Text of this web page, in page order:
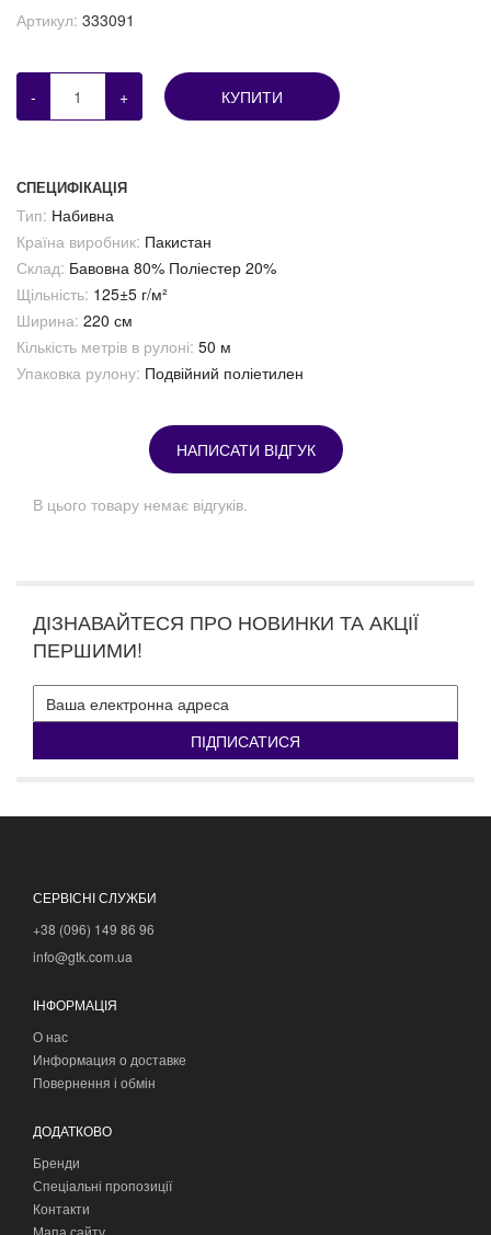
Артикул: 333091
- + КУПИТИ
СПЕЦИФІКАЦІЯ
Тип: Набивна
Країна виробник: Пакистан
Склад: Бавовна 80% Поліестер 20%
Щільність: 125±5 г/м²
Ширина: 220 см
Кількість метрів в рулоні: 50 м
Упаковка рулону: Подвійний поліетилен
НАПИСАТИ ВІДГУК
В цього товару немає відгуків.
ДІЗНАВАЙТЕСЯ ПРО НОВИНКИ ТА АКЦІЇ
ПЕРШИМИ!
ПІДПИСАТИСЯ
СЕРВІСНІ СЛУЖБИ
+38 (096) 149 86 96
info@gtk.com.ua
ІНФОРМАЦІЯ
О нас
Информация о доставке
Повернення і обмін
ДОДАТКОВО
Бренди
Спеціальні пропозиції
Контакти